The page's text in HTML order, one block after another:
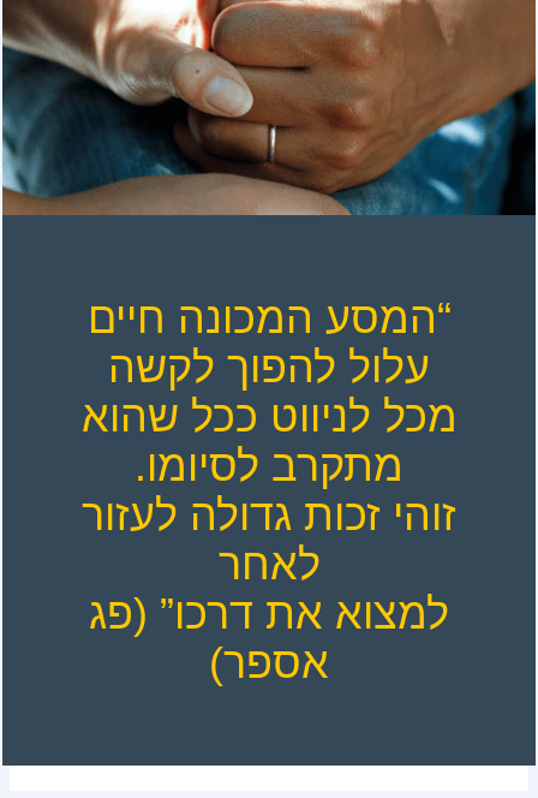
“המסע המכונה חיים
עלול להפוך לקשה
מכל לניווט ככל שהוא
מתקרב לסיומו.
זוהי זכות גדולה לעזור
לאחר
למצוא את דרכו” (פג
אספר)